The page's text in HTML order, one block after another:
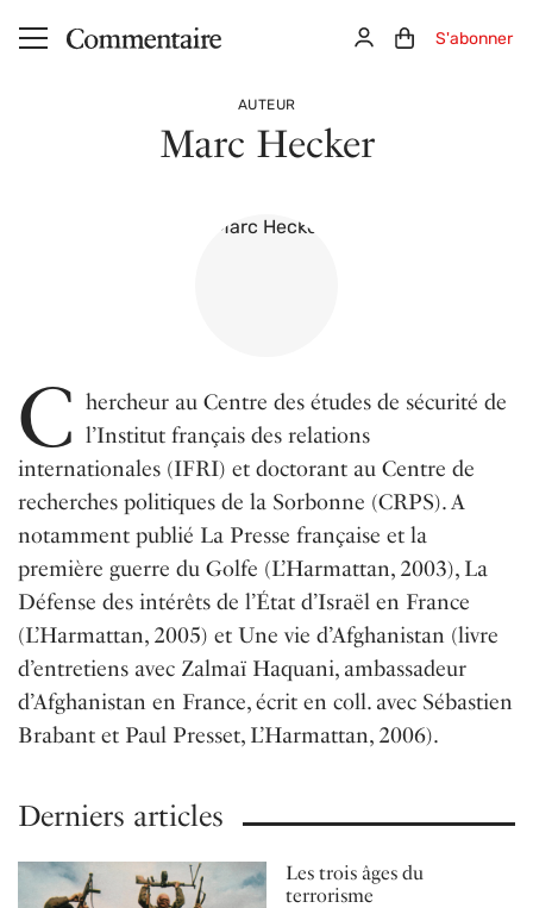
Aller au contenu principal ConnexionPanier (0)
S'abonner
AUTEUR
Marc Hecker
C hercheur au Centre des études de sécurité de
l’Institut français des relations
internationales (IFRI) et doctorant au Centre de
recherches politiques de la Sorbonne (CRPS). A
notamment publié La Presse française et la
première guerre du Golfe (L’Harmattan, 2003), La
Défense des intérêts de l’État d’Israël en France
(L’Harmattan, 2005) et Une vie d’Afghanistan (livre
d’entretiens avec Zalmaï Haquani, ambassadeur
d’Afghanistan en France, écrit en coll. avec Sébastien
Brabant et Paul Presset, L’Harmattan, 2006).
Derniers articles
Les trois âges du
terrorisme